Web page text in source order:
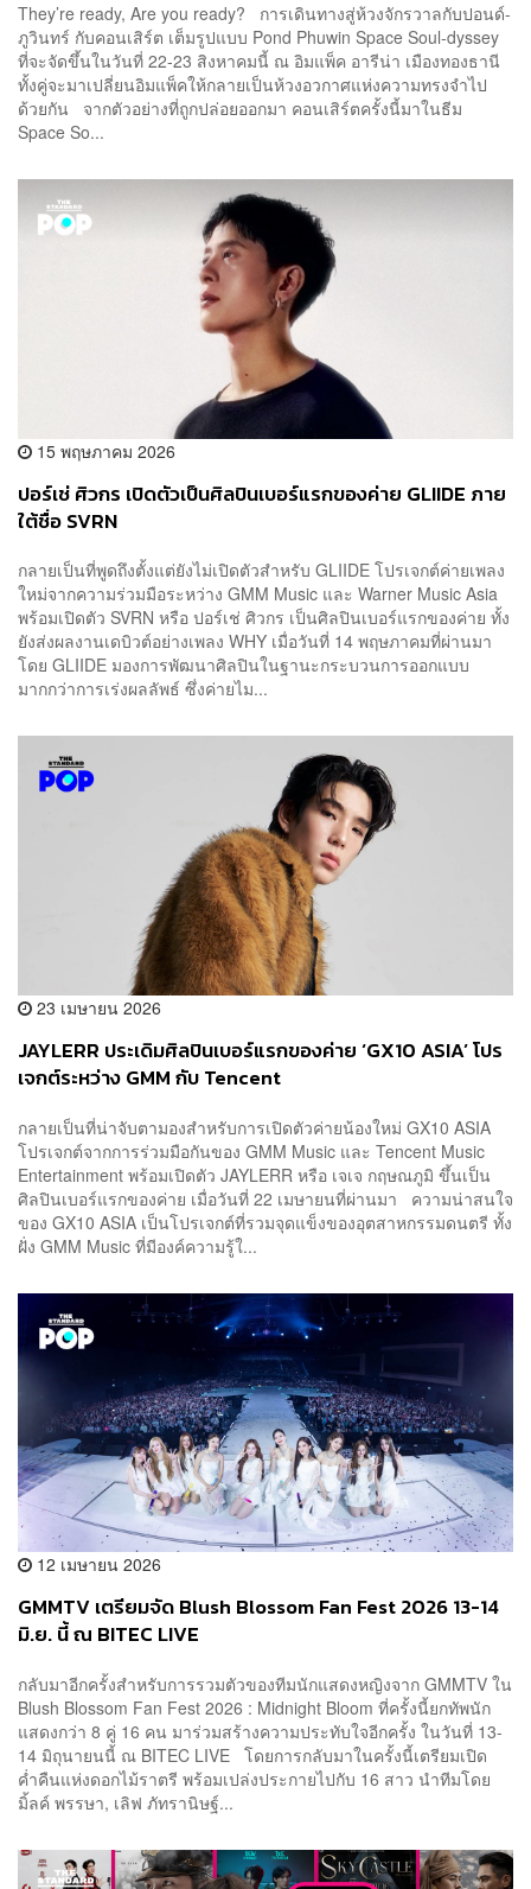
They’re ready, Are you ready? การเดินทางสู่ห้วงจักรวาลกับปอนด์-
ภูวินทร์ กับคอนเสิร์ต เต็มรูปแบบ Pond Phuwin Space Soul-dyssey
ที่จะจัดขึ้นในวันที่ 22-23 สิงหาคมนี้ ณ อิมแพ็ค อารีน่า เมืองทองธานี
ทั้งคู่จะมาเปลี่ยนอิมแพ็คให้กลายเป็นห้วงอวกาศแห่งความทรงจำไป
ด้วยกัน จากตัวอย่างที่ถูกปล่อยออกมา คอนเสิร์ตครั้งนี้มาในธีม
Space So...
15 พฤษภาคม 2026
ปอร์เช่ ศิวกร เปิดตัวเป็นศิลปินเบอร์แรกของค่าย GLIIDE ภาย
ใต้ชื่อ SVRN
กลายเป็นที่พูดถึงตั้งแต่ยังไม่เปิดตัวสำหรับ GLIIDE โปรเจกต์ค่ายเพลง
ใหม่จากความร่วมมือระหว่าง GMM Music และ Warner Music Asia
พร้อมเปิดตัว SVRN หรือ ปอร์เช่ ศิวกร เป็นศิลปินเบอร์แรกของค่าย ทั้ง
ยังส่งผลงานเดบิวต์อย่างเพลง WHY เมื่อวันที่ 14 พฤษภาคมที่ผ่านมา
โดย GLIIDE มองการพัฒนาศิลปินในฐานะกระบวนการออกแบบ
มากกว่าการเร่งผลลัพธ์ ซึ่งค่ายไม...
23 เมษายน 2026
JAYLERR ประเดิมศิลปินเบอร์แรกของค่าย ‘GX10 ASIA’ โปร
เจกต์ระหว่าง GMM กับ Tencent
กลายเป็นที่น่าจับตามองสำหรับการเปิดตัวค่ายน้องใหม่ GX10 ASIA
โปรเจกต์จากการร่วมมือกันของ GMM Music และ Tencent Music
Entertainment พร้อมเปิดตัว JAYLERR หรือ เจเจ กฤษณภูมิ ขึ้นเป็น
ศิลปินเบอร์แรกของค่าย เมื่อวันที่ 22 เมษายนที่ผ่านมา ความน่าสนใจ
ของ GX10 ASIA เป็นโปรเจกต์ที่รวมจุดแข็งของอุตสาหกรรมดนตรี ทั้ง
ฝั่ง GMM Music ที่มีองค์ความรู้ใ...
12 เมษายน 2026
GMMTV เตรียมจัด Blush Blossom Fan Fest 2026 13-14
มิ.ย. นี้ ณ BITEC LIVE
กลับมาอีกครั้งสำหรับการรวมตัวของทีมนักแสดงหญิงจาก GMMTV ใน
Blush Blossom Fan Fest 2026 : Midnight Bloom ที่ครั้งนี้ยกทัพนัก
แสดงกว่า 8 คู่ 16 คน มาร่วมสร้างความประทับใจอีกครั้ง ในวันที่ 13-
14 มิถุนายนนี้ ณ BITEC LIVE โดยการกลับมาในครั้งนี้เตรียมเปิด
ค่ำคืนแห่งดอกไม้ราตรี พร้อมเปล่งประกายไปกับ 16 สาว นำทีมโดย
มิ้ลค์ พรรษา, เลิฟ ภัทรานิษฐ์...